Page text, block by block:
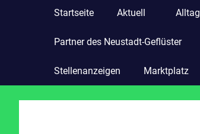
Startseite Aktuell Alltag
Partner des Neustadt-Geflüster
Stellenanzeigen Marktplatz